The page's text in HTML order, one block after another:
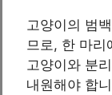
고양이의 범
므로, 한 마
고양이와 분
내원해야 합